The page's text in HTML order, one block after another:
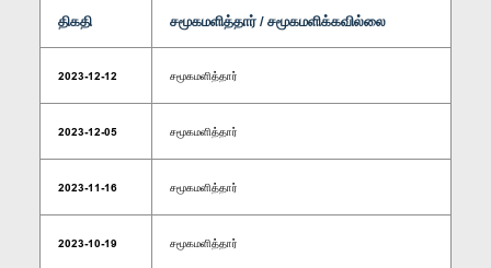
திகதி சமூகமளித்தார் / சமூகமளிக்கவில்லை
2023-12-12 சமூகமளித்தார்
2023-12-05 சமூகமளித்தார்
2023-11-16 சமூகமளித்தார்
2023-10-19 சமூகமளித்தார்